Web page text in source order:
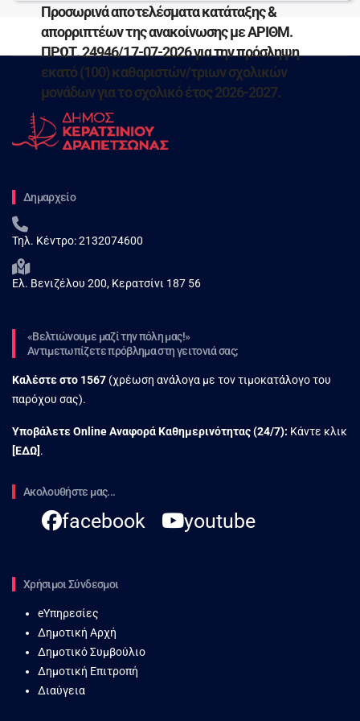
Προσωρινά αποτελέσματα κατάταξης &
απορριπτέων της ανακοίνωσης με ΑΡΙΘΜ.
ΠΡΩΤ. 24946/17-07-2026 για την πρόσληψη
εκατό (100) καθαριστών/τριων σχολικών
μονάδων για το σχολικό έτος 2026-2027.
Δημαρχείο
Τηλ. Κέντρο:2132074600
Ελ. Βενιζέλου 200, Κερατσίνι 187 56
«Βελτιώνουμε μαζί την πόλη μας!»
Αντιμετωπίζετε πρόβλημα στη γειτονιά σας;
Καλέστε στο 1567 (χρέωση ανάλογα με τον τιμοκατάλογο του
παρόχου σας).
Υποβάλετε Online Αναφορά Kαθημερινότητας (24/7): Κάντε κλικ
[ΕΔΩ] .
Ακολουθήστε μας...
facebook youtube
Χρήσιμοι Σύνδεσμοι
eΥπηρεσίες
Δημοτική Αρχή
Δημοτικό Συμβούλιο
Δημοτική Επιτροπή
Διαύγεια